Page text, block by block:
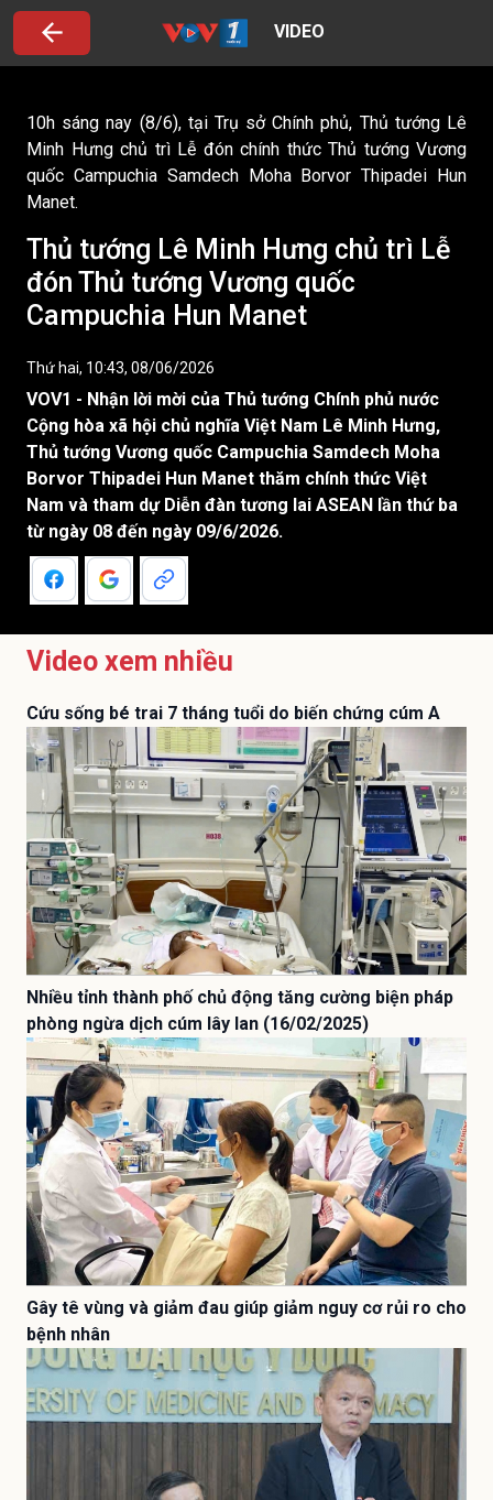
VIDEO
10h sáng nay (8/6), tại Trụ sở Chính phủ, Thủ tướng Lê
Minh Hưng chủ trì Lễ đón chính thức Thủ tướng Vương
quốc Campuchia Samdech Moha Borvor Thipadei Hun
Manet.
Thủ tướng Lê Minh Hưng chủ trì Lễ
đón Thủ tướng Vương quốc
Campuchia Hun Manet
Thứ hai, 10:43, 08/06/2026
VOV1 - Nhận lời mời của Thủ tướng Chính phủ nước
Cộng hòa xã hội chủ nghĩa Việt Nam Lê Minh Hưng,
Thủ tướng Vương quốc Campuchia Samdech Moha
Borvor Thipadei Hun Manet thăm chính thức Việt
Nam và tham dự Diễn đàn tương lai ASEAN lần thứ ba
từ ngày 08 đến ngày 09/6/2026.
Video xem nhiều
Cứu sống bé trai 7 tháng tuổi do biến chứng cúm A
Nhiều tỉnh thành phố chủ động tăng cường biện pháp
phòng ngừa dịch cúm lây lan (16/02/2025)
Gây tê vùng và giảm đau giúp giảm nguy cơ rủi ro cho
bệnh nhân